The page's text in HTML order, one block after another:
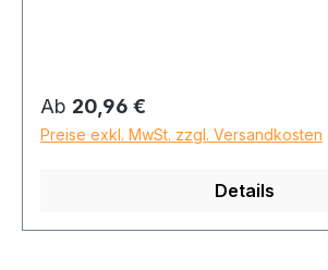
Regulärer Preis:
Ab 20,96 €
Preise exkl. MwSt. zzgl. Versandkosten
Details